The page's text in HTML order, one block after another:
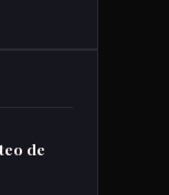
de